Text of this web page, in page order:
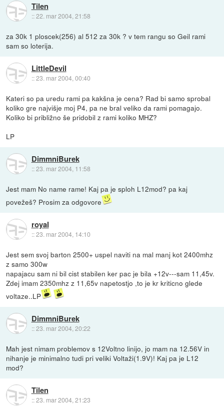
Tilen
::22. mar 2004, 21:58
za 30k 1 ploscek(256) al 512 za 30k ? v tem rangu so Geil rami
sam so loterija.
LittleDevil
::23. mar 2004, 00:40
Kateri so pa uredu rami pa kakšna je cena? Rad bi samo sprobal
koliko gre najvišje moj P4, pa ne bral veliko da rami pomagajo.
Koliko bi približno še pridobil z rami koliko MHZ?
LP
DimmniBurek
::23. mar 2004, 11:58
Jest mam No name rame! Kaj pa je sploh L12mod? pa kaj
povežeš? Prosim za odgovore
royal
::23. mar 2004, 14:10
Jest sem svoj barton 2500+ uspel naviti na mal manj kot 2400mhz
z samo 300w
napajacu sam ni bil cist stabilen ker pac je bila +12v---sam 11,45v.
Zdej imam 2350mhz z 11,65v napetostjo ,to je kr kriticno glede
voltaze..LP
DimmniBurek
::23. mar 2004, 20:22
Mah jest nimam problemov s 12Voltno linijo, jo mam na 12.56V in
nihanje je minimalno tudi pri veliki Voltaži(1.9V)! Kaj pa je L12
mod?
Tilen
::23. mar 2004, 21:23